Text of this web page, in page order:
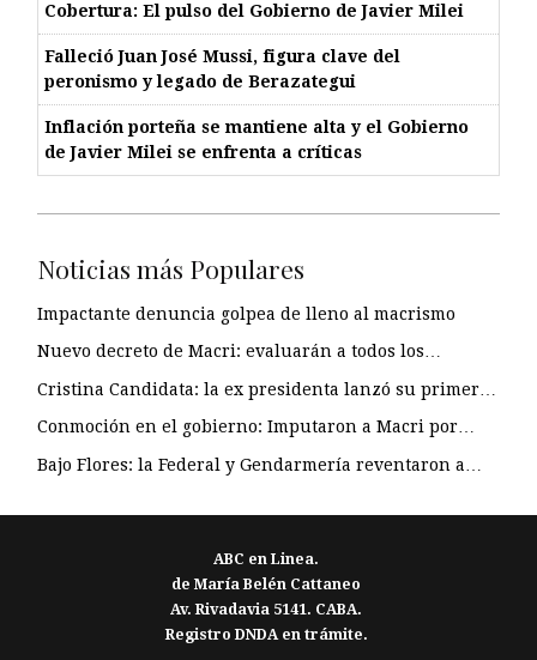
Cobertura: El pulso del Gobierno de Javier Milei
Falleció Juan José Mussi, figura clave del
peronismo y legado de Berazategui
Inflación porteña se mantiene alta y el Gobierno
de Javier Milei se enfrenta a críticas
Noticias más Populares
Impactante denuncia golpea de lleno al macrismo
Nuevo decreto de Macri: evaluarán a todos los…
Cristina Candidata: la ex presidenta lanzó su primer…
Conmoción en el gobierno: Imputaron a Macri por…
Bajo Flores: la Federal y Gendarmería reventaron a…
ABC en Linea.
de María Belén Cattaneo
Av. Rivadavia 5141. CABA.
Registro DNDA en trámite.